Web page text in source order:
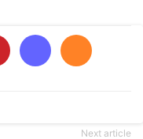
Next article